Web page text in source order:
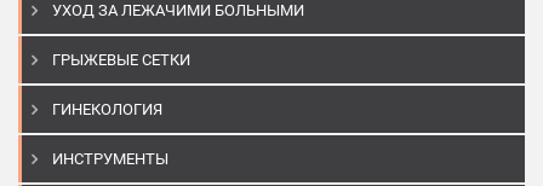
УХОД ЗА ЛЕЖАЧИМИ БОЛЬНЫМИ
ГРЫЖЕВЫЕ СЕТКИ
ГИНЕКОЛОГИЯ
ИНСТРУМЕНТЫ